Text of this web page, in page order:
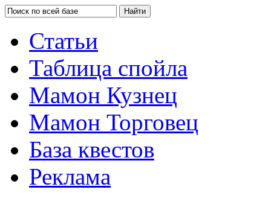
Статьи
Таблица спойла
Мамон Кузнец
Мамон Торговец
База квестов
Реклама